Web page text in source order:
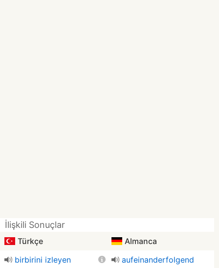
İlişkili Sonuçlar
Türkçe
Almanca
birbirini izleyen
aufeinanderfolgend